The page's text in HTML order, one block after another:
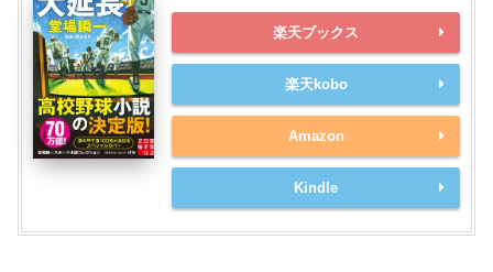
楽天ブックス
楽天kobo
Amazon
Kindle